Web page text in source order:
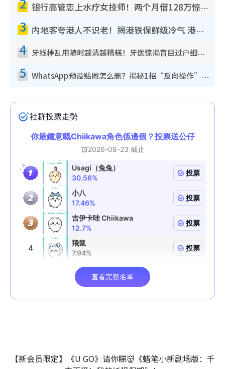
银行高管恋上水疗女技师！两个月借128万惊觉“沉船”沉落火海 揭背后疑似邪教操控卖淫
3 内地客夸港人不识老！揭港铁保鲜级冷气 港人求放过：别投诉
4 牙线棒乱用随时越清越糟糕！牙医惊揭盲目过户细菌恐致蛀牙：这种才是日常真保养
5 WhatsApp预设贴图怎么删？揭秘1招“反向操作”还原简洁界面 附3步实测教程
【新会员限定】《U GO》请你睇👹《蜡笔小新剧场版：千